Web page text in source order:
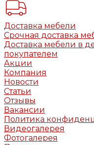
Доставка мебели
Срочная доставка
Доставка мебели в
покупателем
Акции
Компания
Новости
Статьи
Отзывы
Вакансии
Политика
Видеогалерея
Фотогалерея